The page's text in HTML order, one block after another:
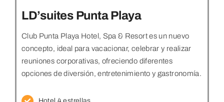
LD’suites Punta Playa
Club Punta Playa Hotel, Spa & Resort es un nuevo
concepto, ideal para vacacionar, celebrar y realizar
reuniones corporativas, ofreciendo diferentes
opciones de diversión, entretenimiento y gastronomía.